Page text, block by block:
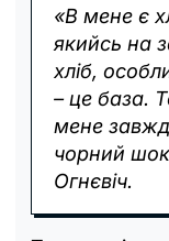
«В мене є
якийсь на
хліб,
– це база.
мене
чорний
Огнєвіч.